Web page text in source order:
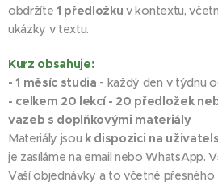
obdržíte1 předložkuv kontextu,
ukázky v textu.
Kurz obsahuje:
- 1 měsíc studia - každý den v týdnu
- celkem 20 lekcí - 20 předložek
vazeb s doplňkovými materiály
Materiály jsou k dispozici na
je zasíláme na email nebo WhatsApp.
Vaší objednávky a to včetně